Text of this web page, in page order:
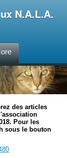
N.A.L.A.
des articles
Pour les
sous le bouton